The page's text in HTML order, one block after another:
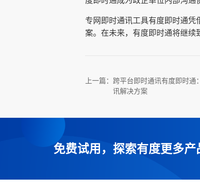
专网即时通讯工具有度即时通
案。在未来，有度即时通将继续
上一篇： 跨平台即时通讯有度即时通
讯解决方案
免费试用，探索有度更多产